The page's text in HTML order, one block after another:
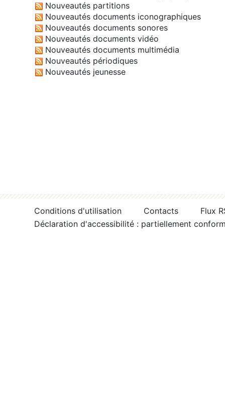
Nouveautés partitions
Nouveautés documents iconographiques
Nouveautés documents sonores
Nouveautés documents vidéo
Nouveautés documents multimédia
Nouveautés périodiques
Nouveautés jeunesse
Conditions d'utilisation Contacts
Flux
Déclaration d'accessibilité : partiellement